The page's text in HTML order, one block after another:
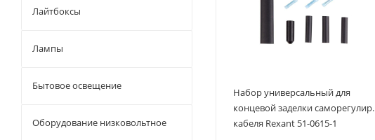
Набор универсальный для
концевой заделки саморегулир.
кабеля Rexant 51-0615-1
Лайтбоксы
Лампы
Бытовое освещение
Оборудование низковольтное